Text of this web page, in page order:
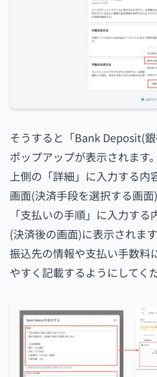
そうすると「Bank Deposit(
ポップアップが表示されます。
上側の「詳細」に入力する内
画面(決済手段を選択する画
「支払いの手順」に入力す
(決済後の画面)に表示されます
振込先の情報や支払い手数料
やすく記載するようにしてく